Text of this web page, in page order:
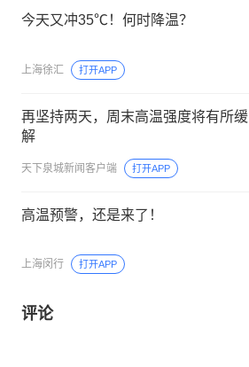
今天又冲35℃！何时降温？
上海徐汇 打开APP
再坚持两天，周末高温强度将有所缓
解
天下泉城新闻客户端 打开APP
高温预警，还是来了！
上海闵行 打开APP
评论